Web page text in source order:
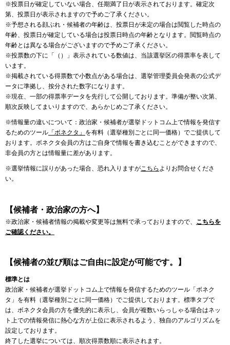
※投票日が確定していない場合、任期満了日が表示されております。確定次
第、投票日が表示されますので予めご了承ください。
※予想される顔ぶれ・候補者の年齢は、投票日が未定の場合は閲覧した時点の
年齢、投票日が確定している場合は投票日時点の年齢となります。閲覧時点の
年齢とは異なる場合がございますので予めご了承ください。
※投票数の下に「（）」表示されている数値は、当該選挙区の得票率を表して
います。
※掲載されている得票数で小数点がある場合は、選挙管理委員会発表の公式デ
ータに準拠し、按分された数字になります。
※現在、一部の得票率データを先行して公開しております。準備が整い次第、
順次反映してまいりますので、あらかじめご了承ください。
※情報量の違いについて：政治家・候補者が選挙ドットコム上で情報を発信す
るためのツール 「ボネクタ」 を有料（選挙種別ごとに同一価格）でご提供して
おります。ボネクタ会員の方はご自身で情報を書き込むことができますので、
非会員の方とは情報量に差があります。
※選挙情報に誤りがあった場合、恐れ入りますがこちら よりお問合せくださ
い。
【候補者・政治家の方へ】
※政治家・候補者情報の掲載や変更等は無料で承っておりますので、 こちらを
ご確認ください。
【候補者の並び順はご自由に設定が可能です。】
標準とは
政治家・候補者が選挙ドットコム上で情報を発信するためのツール「ボネク
タ」を有料（選挙種別ごとに同一価格）でご提供しております。標準タブで
は、ボネクタ会員の方を優先的に表示し、会員が複数いらっしゃる場合はネッ
ト上での情報発信に熱心な方が上位に表示されるよう、独自のアルゴリズムを
設定しております。
終了した選挙については、順次得票数順に表示されます。